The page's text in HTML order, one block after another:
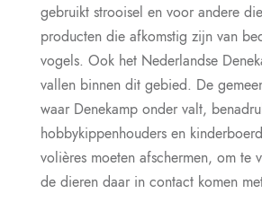
gebruikt strooisel en voor andere
producten die afkomstig zijn van
vogels. Ook het Nederlandse
vallen binnen dit gebied. De
waar Denekamp onder valt,
hobbykippenhouders en
volières moeten afschermen, om te
de dieren daar in contact komen